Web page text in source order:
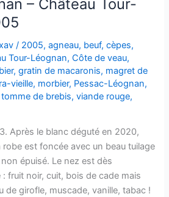
– Château Tour-
/ 2005,agneau, beuf,cèpes,
Tour-Léognan,Côte de veau,
,gratin de macaronis, magret de
vieille, morbier, Pessac-Léognan,
tomme de brebis,viande rouge,
Après le blanc déguté en 2020,
est foncée avec un beau tuilage
épuisé. Le nez est dès
: fruit noir, cuit, bois de cade mais
de girofle, muscade, vanille, tabac !